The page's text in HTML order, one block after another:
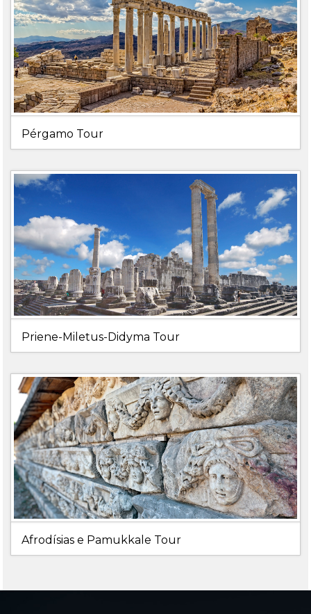
Pérgamo Tour
Priene-Miletus-Didyma Tour
Afrodísias e Pamukkale Tour